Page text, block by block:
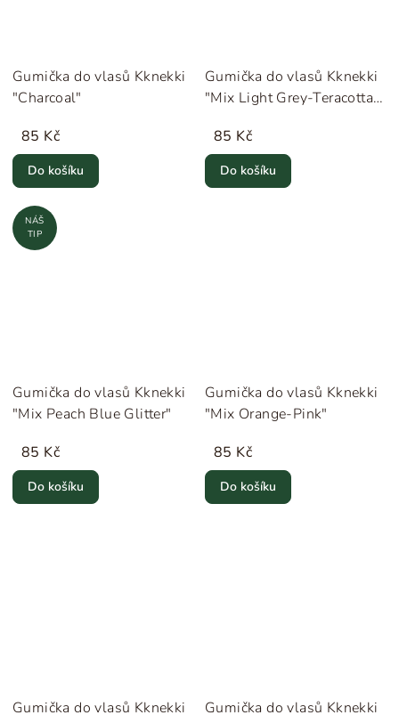
Gumička do vlasů Kknekki
"Charcoal"
85 Kč
Do košíku
Gumička do vlasů Kknekki
"Mix Light Grey-Teracotta
85 Kč
Do košíku
NÁŠ
TIP
Gumička do vlasů Kknekki
"Mix Peach Blue Glitter"
85 Kč
Do košíku
Gumička do vlasů Kknekki
"Mix Orange-Pink"
85 Kč
Do košíku
Gumička do vlasů Kknekki
Gumička do vlasů Kknekki